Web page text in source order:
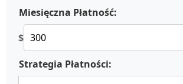
Miesięczna Płatność:
$
Strategia Płatności: